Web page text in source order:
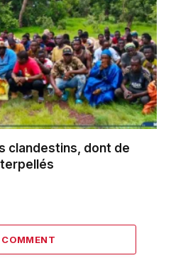
clandestins, dont de
COMMENT